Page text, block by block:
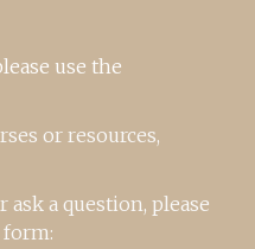
use the
or resources,
ask a question, please